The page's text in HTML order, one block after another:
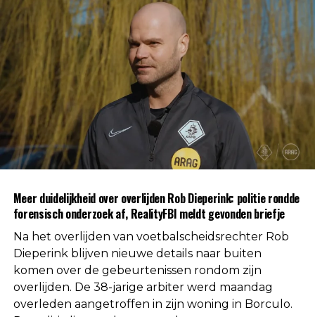
brengen. Dergelijke onderzoeken maken
standaard deel uit van een procedure wanneer de
oorzaak van een overlijden nog niet direct
duidelijk is.
Na afronding van de eerste onderzoeksfase liet de
politie weten dat er geen aanwijzingen zijn
gevonden voor betrokkenheid van andere
personen. Daarmee is die mogelijkheid volgens de
autoriteiten uitgesloten.
worden geen verdere mededelingen gedaan over
de doodsoorzaak.
Een vaste waarde in de Nederlandse
arbitrage
Meer duidelijkheid over overlijden Rob Dieperink: politie rondde
forensisch onderzoek af, RealityFBI meldt gevonden briefje
Na het overlijden van voetbalscheidsrechter Rob
Dieperink blijven nieuwe details naar buiten
komen over de gebeurtenissen rondom zijn
overlijden. De 38-jarige arbiter werd maandag
overleden aangetroffen in zijn woning in Borculo.